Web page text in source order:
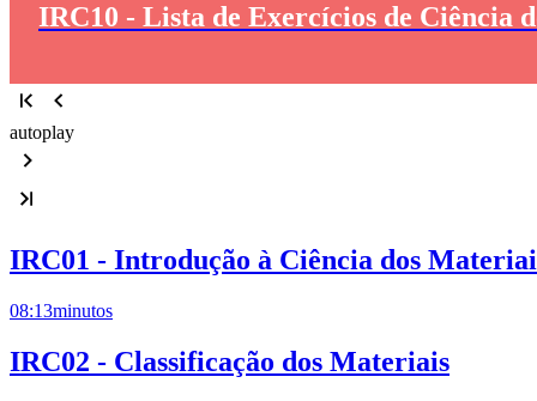
IRC10 - Lista de Exercícios de Ciência
autoplay
IRC01 - Introdução à Ciência dos
08:13minutos
IRC02 - Classificação dos Materiais